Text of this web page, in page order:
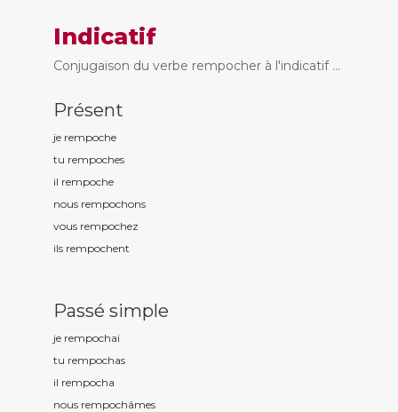
Indicatif
Conjugaison du verbe rempocher à l'indicatif ...
Présent
je rempoche
tu rempoches
il rempoche
nous rempochons
vous rempochez
ils rempochent
Passé simple
je rempochai
tu rempochas
il rempocha
nous rempochâmes